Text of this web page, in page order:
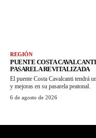
REGIÓN
PUENTE COSTA
PASARELA REVITALIZADA
El puente Costa Cavalcanti tendrá
y mejoras en su pasarela peatonal.
6 de agosto de 2026